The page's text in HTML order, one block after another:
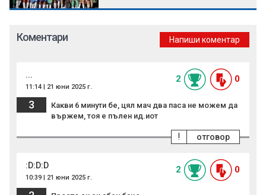
Коментари Напиши коментар
...
11:14 | 21 юни 2025 г.
2 0
3
Какви 6 минути бе, цял мач два паса не можем да
вържем, тоя е пълен ид.иот
отговор
!
:D:D:D
10:39 | 21 юни 2025 г.
2 0